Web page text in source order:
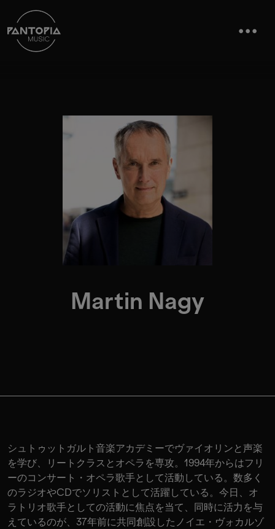
Martin Nagy
シュトゥットガルト音楽アカデミーでヴァイオリンと声楽
を学び、リートクラスとオペラを専攻。1994年からはフリ
ーのコンサート・オペラ歌手として活動している。数多く
のラジオやCDでソリストとして活躍している。今日、オ
ラトリオ歌手としての活動に焦点を当て、同時に活力を与
えているのが、37年前に共同創設したノイエ・ヴォカルゾ